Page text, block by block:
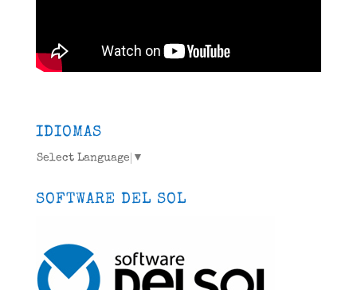
IDIOMAS
Select Language ▼
SOFTWARE DEL SOL